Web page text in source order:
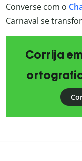
Converse com o
Carnaval se
Corrija